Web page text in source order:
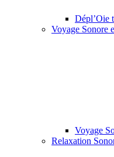
Dépl’Oie
Voyage Sonore
Voyage
Relaxation